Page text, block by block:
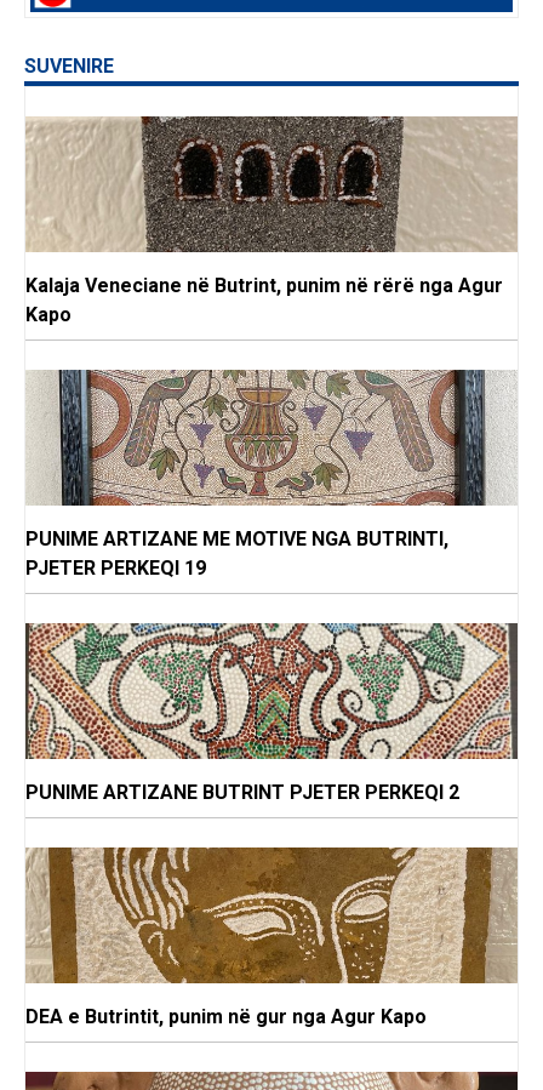
SUVENIRE
Kalaja Veneciane në Butrint, punim në rërë nga Agur
Kapo
PUNIME ARTIZANE ME MOTIVE NGA BUTRINTI,
PJETER PERKEQI 19
PUNIME ARTIZANE BUTRINT PJETER PERKEQI 2
DEA e Butrintit, punim në gur nga Agur Kapo